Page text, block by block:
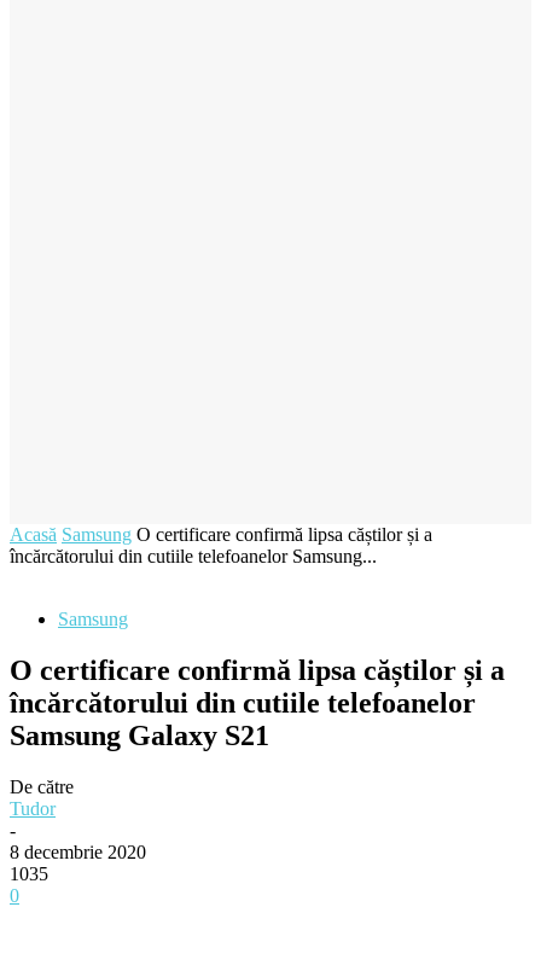
Acasă Samsung O certificare confirmă lipsa căștilor și a
încărcătorului din cutiile telefoanelor Samsung...
Samsung
O certificare confirmă lipsa căștilor și a
încărcătorului din cutiile telefoanelor
Samsung Galaxy S21
De către
Tudor
-
8 decembrie 2020
1035
0